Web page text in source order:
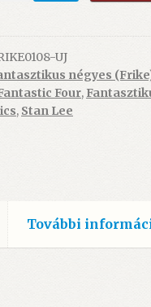
UJ
négyes
Four,
, Stan Lee
További